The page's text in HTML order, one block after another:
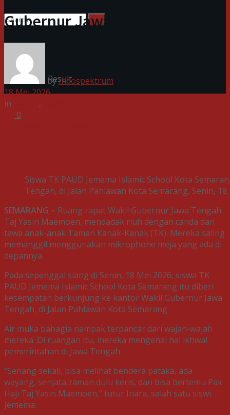
View All Result
Gubernur Jawa Tengah
byIndospektrum
18 Mei 2026
in
,
0
Siswa TK PAUD Jemema Islamic School Kota
Tengah, di Jalan Pahlawan Kota Semarang, Senin, 18
SEMARANG – Ruang rapat Wakil Gubernur Jawa Tengah
Taj Yasin Maemoen, mendadak riuh dengan canda dan
tawa anak-anak Taman Kanak-Kanak (TK). Mereka saling
memanggil menggunakan mikrophone meja yang ada di
depannya.
Pada sepenggal siang di Senin, 18 Mei 2026, siswa TK
PAUD Jemema Islamic School Kota Semarang itu diberi
kesempatan berkunjung ke kantor Wakil Gubernur Jawa
Tengah, di Jalan Pahlawan Kota Semarang.
Air muka bahagia nampak terpancar dari wajah-wajah
mereka. Di ruangan itu, mereka mengenal hal ikhwal
pemerintahan di Jawa Tengah.
“Senang sekali, bisa melihat bendera pataka, ada
wayang, senjata zaman dulu keris, dan bisa bertemu Pak
Haji Taj Yasin Maemoen,” tutur Inara, salah satu siswi
Jemema.